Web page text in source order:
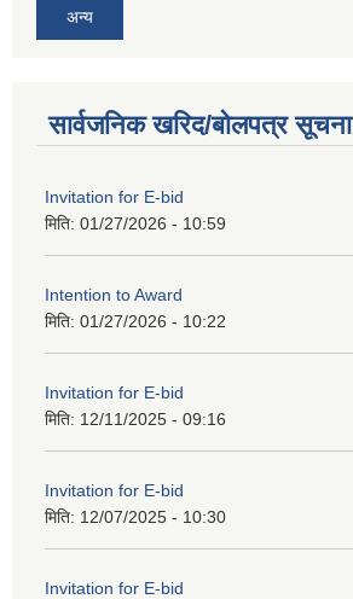
अन्य
सार्वजनिक खरिद/बोलपत्र सूचना
Invitation for E-bid
मिति: 01/27/2026 - 10:59
Intention to Award
मिति: 01/27/2026 - 10:22
Invitation for E-bid
मिति: 12/11/2025 - 09:16
Invitation for E-bid
मिति: 12/07/2025 - 10:30
Invitation for E-bid